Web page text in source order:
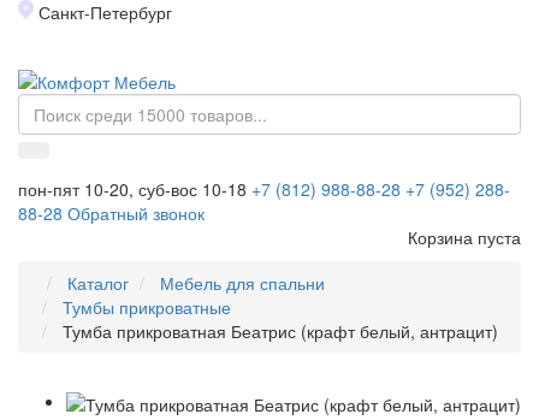
Санкт-Петербург
пон-пят 10-20, суб-вос 10-18 +7 (812) 988-88-28 +7 (952) 288-
88-28 Обратный звонок
Корзина пуста
Каталог
Мебель для спальни
Тумбы прикроватные
Тумба прикроватная Беатрис (крафт белый, антрацит)